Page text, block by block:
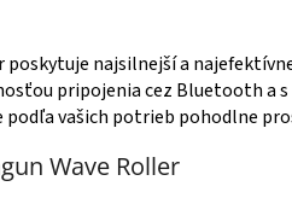
poskytuje najsilnejší a
pripojenia cez Bluetooth
podľa vašich potrieb pohodlne
Wave Roller